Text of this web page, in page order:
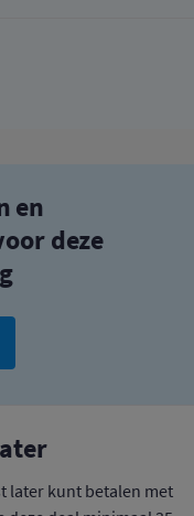
en
deze
later kunt betalen met